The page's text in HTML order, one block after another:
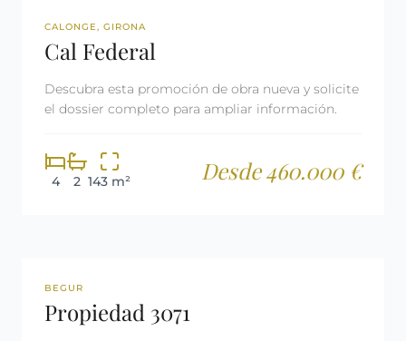
OBRA NUEVA
CALONGE, GIRONA
Cal Federal
Descubra esta promoción de obra nueva y solicite
el dossier completo para ampliar información.
4 2 143 m² Desde 460.000 €
REF: 3071
BEGUR
Propiedad 3071